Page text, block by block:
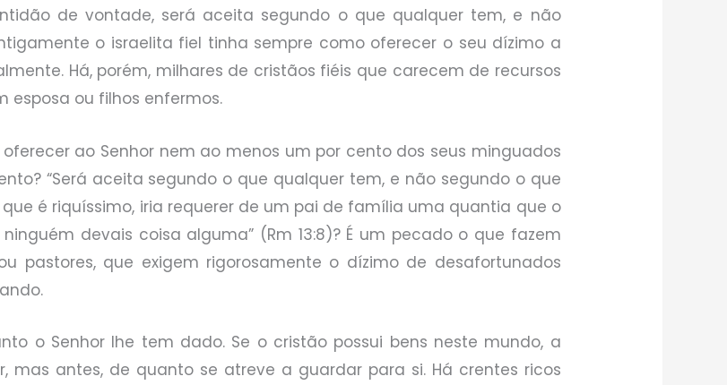
de vontade, será aceita segundo o que qualquer tem, e não
o israelita fiel tinha sempre como oferecer o seu dízimo a
Há, porém, milhares de cristãos fiéis que carecem de recursos
esposa ou filhos enfermos.
ao Senhor nem ao menos um por cento dos seus minguados
“Será aceita segundo o que qualquer tem, e não segundo o que
que é riquíssimo, iria requerer de um pai de família uma quantia que o
devais coisa alguma” (Rm 13:8)? É um pecado o que fazem
pastores, que exigem rigorosamente o dízimo de desafortunados
o Senhor lhe tem dado. Se o cristão possui bens neste mundo, a
antes, de quanto se atreve a guardar para si. Há crentes ricos